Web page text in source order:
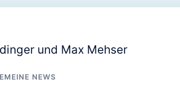
und Max Mehser
NEWS